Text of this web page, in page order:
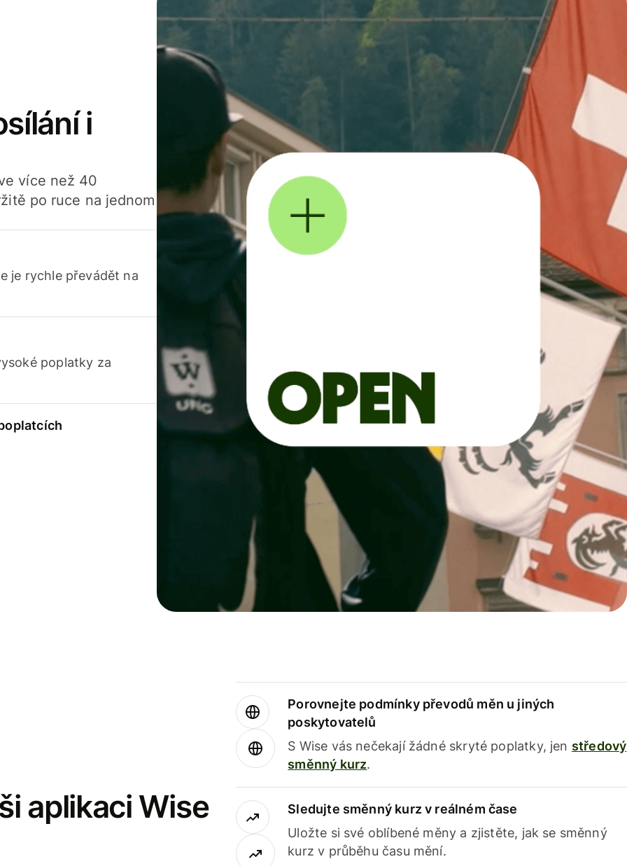
i
více než 40
po ruce na jednom
je rychle převádět na
poplatky za
aplikaci Wise
Porovnejte podmínky převodů měn u jiných
poskytovatelů
S Wise vás nečekají žádné skryté poplatky, jen středový
směnný kurz.
Sledujte směnný kurz v reálném čase
Uložte si své oblíbené měny a zjistěte, jak se směnný
kurz v průběhu času mění.